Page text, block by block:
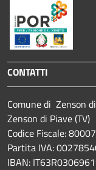
CONTATTI
Comune di Zenson
Zenson di Piave (TV)
Codice Fiscale:
Partita IVA:
IBAN: